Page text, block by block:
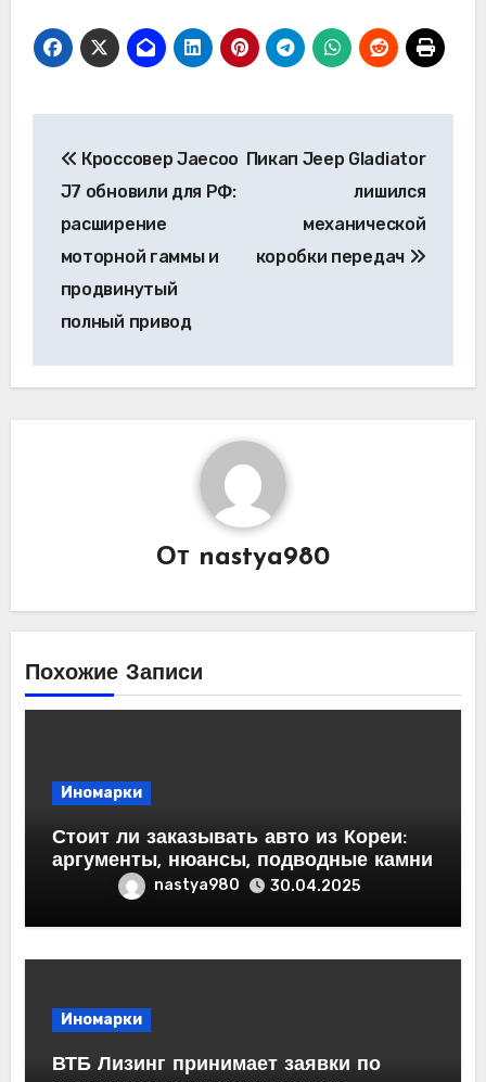
по
записям
Кроссовер Jaecoo
J7 обновили для РФ:
расширение
моторной гаммы и
продвинутый
полный привод
Пикап Jeep Gladiator
лишился
механической
коробки передач
От nastya980
Похожие Записи
Иномарки
Стоит ли заказывать авто из Кореи:
аргументы, нюансы, подводные камни
nastya980 30.04.2025
Иномарки
ВТБ Лизинг принимает заявки по